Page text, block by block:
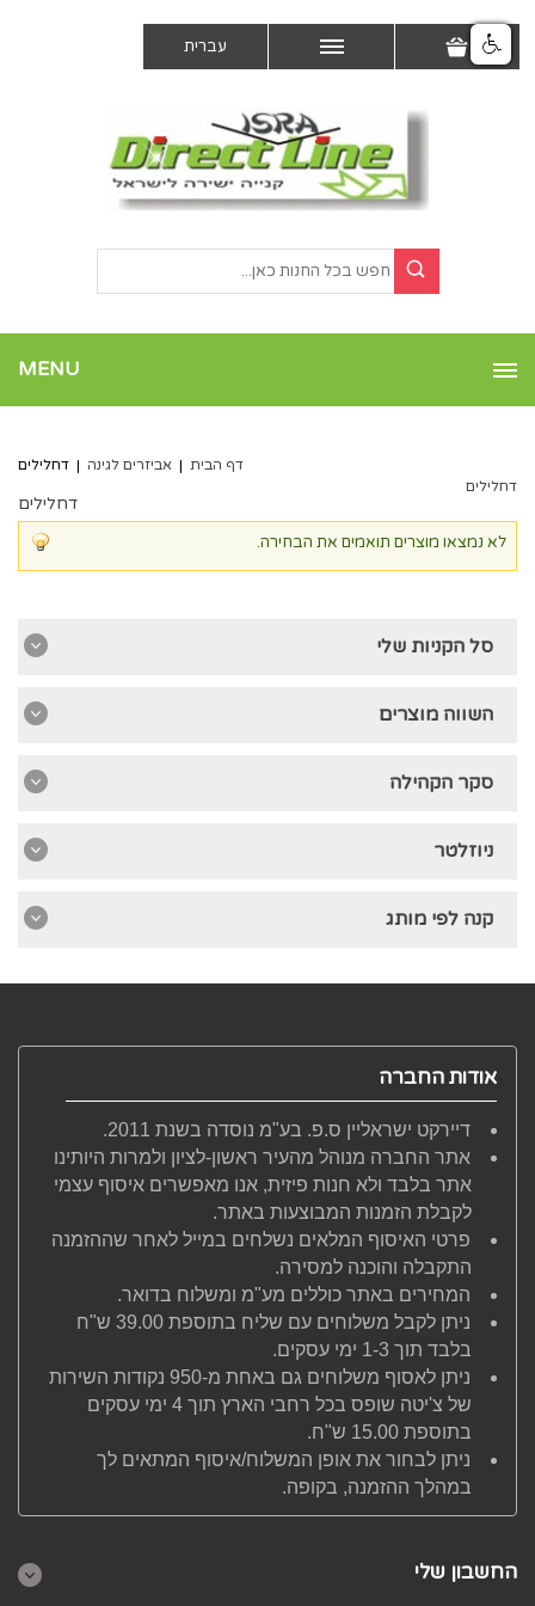
עברית
MENU
דף הבית | אביזרים לגינה | דחלילים
דחלילים
דחלילים
לא נמצאו מוצרים תואמים את הבחירה.
סל הקניות שלי
השווה מוצרים
סקר הקהילה
ניוזלטר
קנה לפי מותג
אודות החברה
דיירקט ישראליין ס.פ. בע"מ נוסדה בשנת 2011.
אתר החברה מנוהל מהעיר ראשון-לציון ולמרות היותינו
אתר בלבד ולא חנות פיזית, אנו מאפשרים איסוף עצמי
לקבלת הזמנות המבוצעות באתר.
פרטי האיסוף המלאים נשלחים במייל לאחר שההזמנה
התקבלה והוכנה למסירה.
המחירים באתר כוללים מע"מ ומשלוח בדואר.
ניתן לקבל משלוחים עם שליח בתוספת 39.00 ש"ח
בלבד תוך 1-3 ימי עסקים.
ניתן לאסוף משלוחים גם באחת מ-950 נקודות השירות
של צ'יטה שופס בכל רחבי הארץ תוך 4 ימי עסקים
בתוספת 15.00 ש"ח.
ניתן לבחור את אופן המשלוח/איסוף המתאים לך
במהלך ההזמנה, בקופה.
החשבון שלי